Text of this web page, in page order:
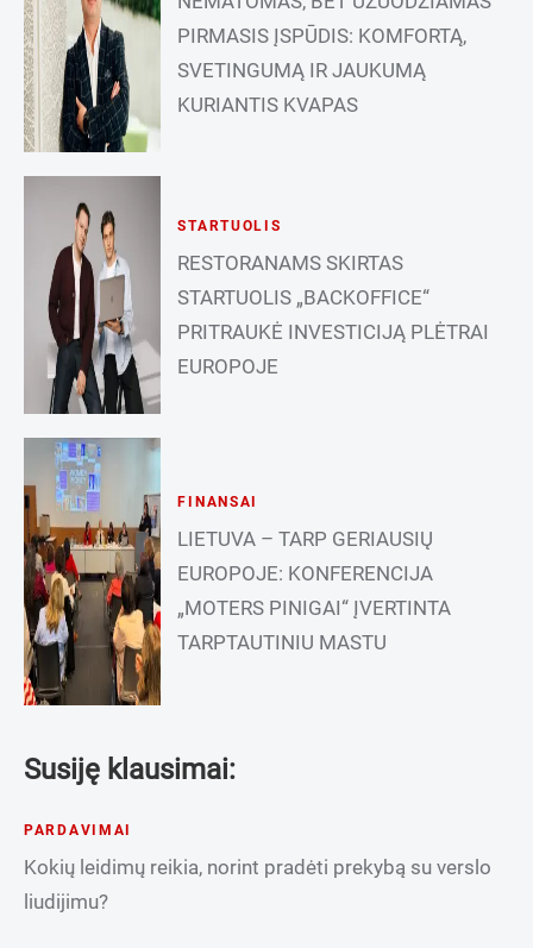
PIRMASIS ĮSPŪDIS: KOMFORTĄ,
SVETINGUMĄ IR JAUKUMĄ
KURIANTIS KVAPAS
STARTUOLIS
RESTORANAMS SKIRTAS
STARTUOLIS „BACKOFFICE“
PRITRAUKĖ INVESTICIJĄ PLĖTRAI
EUROPOJE
FINANSAI
LIETUVA – TARP GERIAUSIŲ
EUROPOJE: KONFERENCIJA
„MOTERS PINIGAI“ ĮVERTINTA
TARPTAUTINIU MASTU
Susiję klausimai:
PARDAVIMAI
Kokių leidimų reikia, norint pradėti prekybą su verslo
liudijimu?